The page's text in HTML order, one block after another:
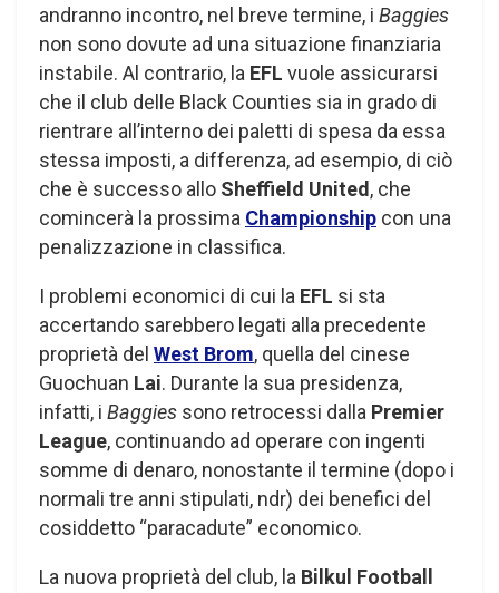
andranno incontro, nel breve termine, i Baggies
non sono dovute ad una situazione finanziaria
instabile. Al contrario, la EFL vuole assicurarsi
che il club delle Black Counties sia in grado di
rientrare all’interno dei paletti di spesa da essa
stessa imposti, a differenza, ad esempio, di ciò
che è successo allo Sheffield United, che
comincerà la prossima Championship con una
penalizzazione in classifica.
I problemi economici di cui la EFL si sta
accertando sarebbero legati alla precedente
proprietà del West Brom, quella del cinese
Guochuan Lai. Durante la sua presidenza,
infatti, i Baggies sono retrocessi dalla Premier
League, continuando ad operare con ingenti
somme di denaro, nonostante il termine (dopo i
normali tre anni stipulati, ndr) dei benefici del
cosiddetto “paracadute” economico.
La nuova proprietà del club, la Bilkul Football